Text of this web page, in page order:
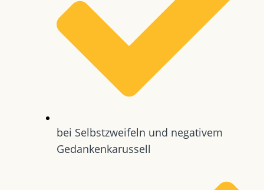
bei Selbstzweifeln und negativem
Gedankenkarussell